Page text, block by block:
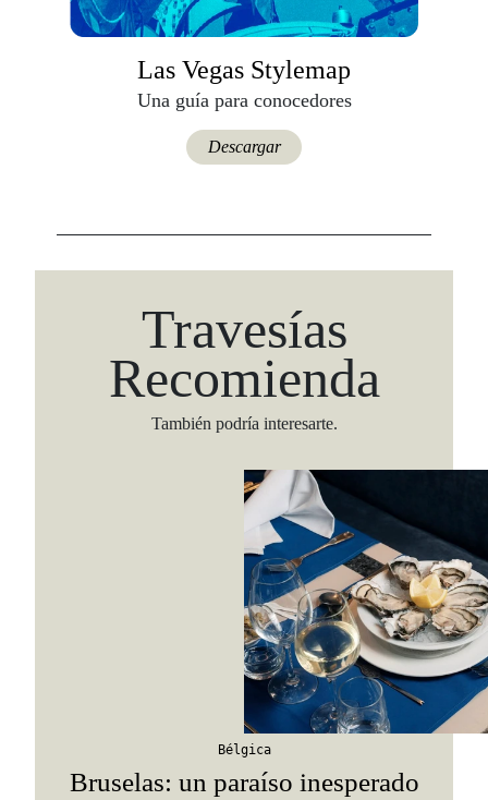
Las Vegas Stylemap
Una guía para conocedores
Descargar
Travesías
Recomienda
También podría interesarte.
Bélgica
Bruselas: un paraíso inesperado
Viaja con Travesías, recibe cada semana
itinerarios, tips de insider y las guías más